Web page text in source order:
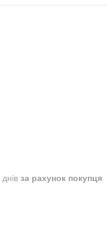
за рахунок покупця